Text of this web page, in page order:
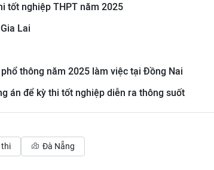
tốt nghiệp THPT năm 2025
Lai
thông năm 2025 làm việc tại Đồng Nai
án để kỳ thi tốt nghiệp diễn ra thông suốt
thi Đà Nẵng